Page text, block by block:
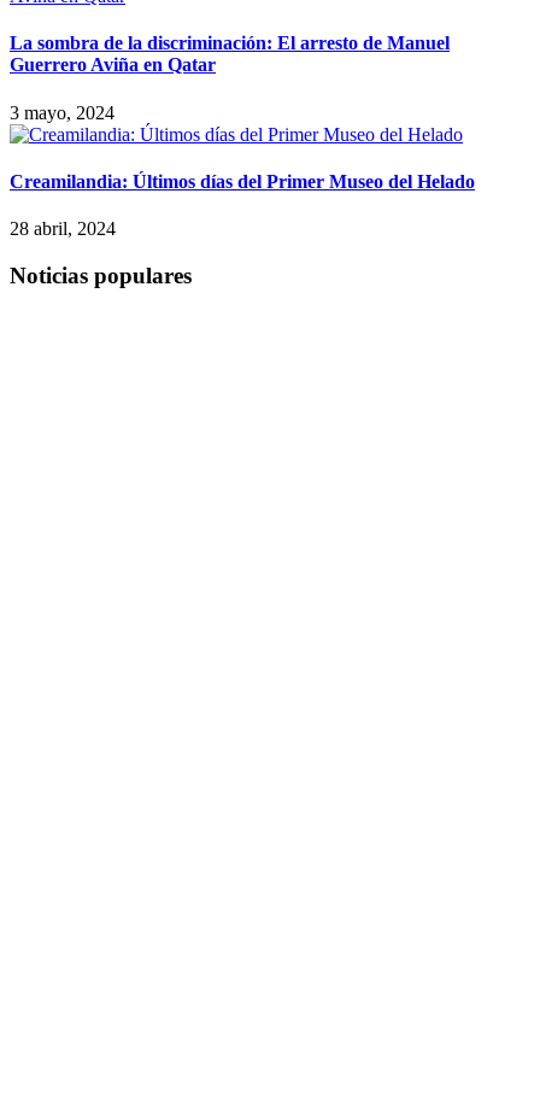
La sombra de la discriminación: El arresto de Manuel
Guerrero Aviña en Qatar
3 mayo, 2024
Creamilandia: Últimos días del Primer Museo del Helado
28 abril, 2024
Noticias populares